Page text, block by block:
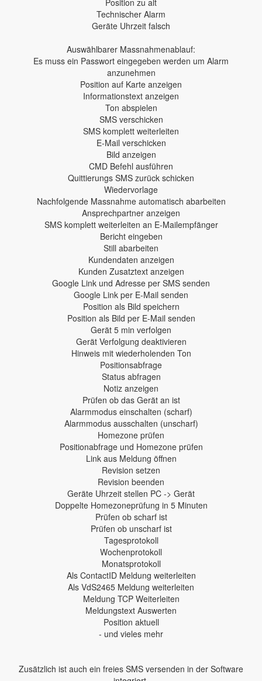
Position zu alt
Technischer Alarm
Geräte Uhrzeit falsch
Auswählbarer Massnahmenablauf:
Es muss ein Passwort eingegeben werden um Alarm
anzunehmen
Position auf Karte anzeigen
Informationstext anzeigen
Ton abspielen
SMS verschicken
SMS komplett weiterleiten
E-Mail verschicken
Bild anzeigen
CMD Befehl ausführen
Quittierungs SMS zurück schicken
Wiedervorlage
Nachfolgende Massnahme automatisch abarbeiten
Ansprechpartner anzeigen
SMS komplett weiterleiten an E-Mailempfänger
Bericht eingeben
Still abarbeiten
Kundendaten anzeigen
Kunden Zusatztext anzeigen
Google Link und Adresse per SMS senden
Google Link per E-Mail senden
Position als Bild speichern
Position als Bild per E-Mail senden
Gerät 5 min verfolgen
Gerät Verfolgung deaktivieren
Hinweis mit wiederholenden Ton
Positionsabfrage
Status abfragen
Notiz anzeigen
Prüfen ob das Gerät an ist
Alarmmodus einschalten (scharf)
Alarmmodus ausschalten (unscharf)
Homezone prüfen
Positionabfrage und Homezone prüfen
Link aus Meldung öffnen
Revision setzen
Revision beenden
Geräte Uhrzeit stellen PC -> Gerät
Doppelte Homezoneprüfung in 5 Minuten
Prüfen ob scharf ist
Prüfen ob unscharf ist
Tagesprotokoll
Wochenprotokoll
Monatsprotokoll
Als ContactID Meldung weiterleiten
Als VdS2465 Meldung weiterleiten
Meldung TCP Weiterleiten
Meldungstext Auswerten
Position aktuell
- und vieles mehr
Zusätzlich ist auch ein freies SMS versenden in der Software